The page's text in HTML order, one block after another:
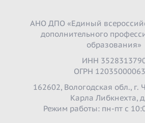
АНО ДПО «Единый
дополнительного
образования»
ИНН
ОГРН
162602, Вологодская обл., г.
Карла Либкнехта,
Режим работы: пн-пт с